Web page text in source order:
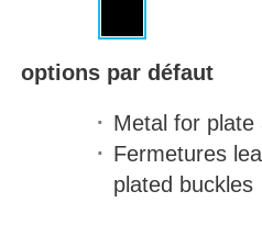
options par défaut
Metal for plate
Fermetures
plated buckles